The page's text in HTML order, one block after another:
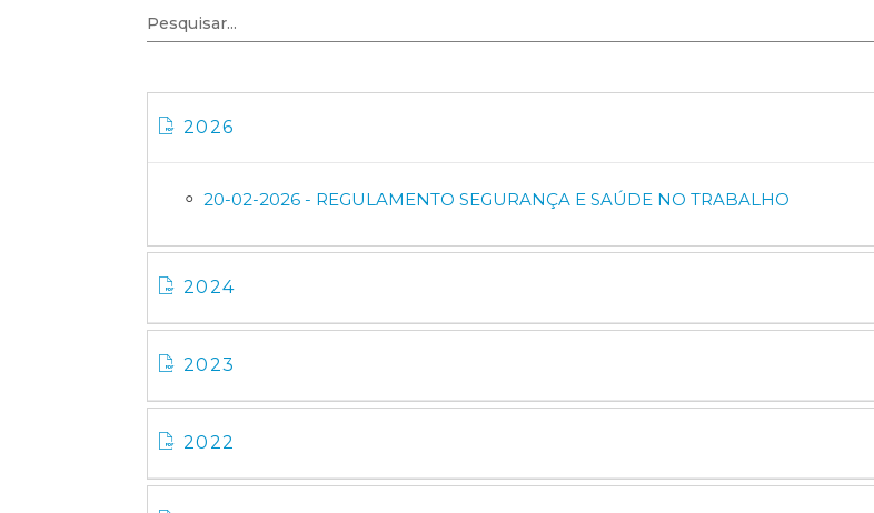
2026
20-02-2026 - REGULAMENTO SEGURANÇA E SAÚDE NO TRABALHO
2024
2023
2022